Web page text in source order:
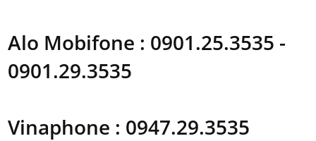
Alo Mobifone : 0901.25.3535 -
0901.29.3535
Vinaphone : 0947.29.3535